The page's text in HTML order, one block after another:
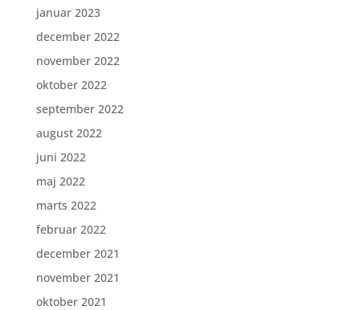
januar 2023
december 2022
november 2022
oktober 2022
september 2022
august 2022
juni 2022
maj 2022
marts 2022
februar 2022
december 2021
november 2021
oktober 2021